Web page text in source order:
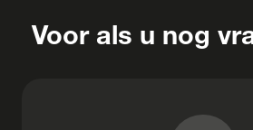
Voor als u nog